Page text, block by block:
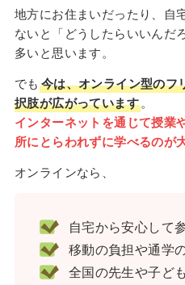
地方にお住まいだったり、自
ないと「どうしたらいいんだ
多いと思います。
でも 今は、オンライン型のフ
択肢が広がっています。
インターネットを通じて授業
所にとらわれずに学べるのが
オンラインなら、
自宅から安心して
移動の負担や通学
全国の先生や子ど